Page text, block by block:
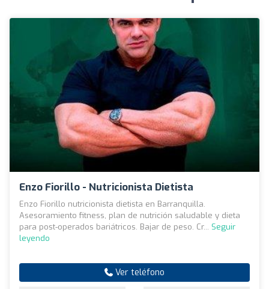
Enzo Fiorillo - Nutricionista Dietista
Enzo Fiorillo nutricionista dietista en Barranquilla.
Asesoramiento fitness, plan de nutrición saludable y dieta
para post-operados bariátricos. Bajar de peso. Cr... Seguir
leyendo
Ver teléfono